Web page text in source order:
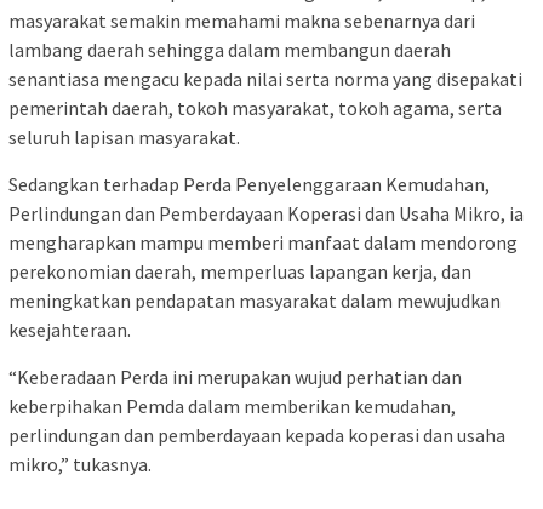
masyarakat semakin memahami makna sebenarnya dari
lambang daerah sehingga dalam membangun daerah
senantiasa mengacu kepada nilai serta norma yang disepakati
pemerintah daerah, tokoh masyarakat, tokoh agama, serta
seluruh lapisan masyarakat.
Sedangkan terhadap Perda Penyelenggaraan Kemudahan,
Perlindungan dan Pemberdayaan Koperasi dan Usaha Mikro, ia
mengharapkan mampu memberi manfaat dalam mendorong
perekonomian daerah, memperluas lapangan kerja, dan
meningkatkan pendapatan masyarakat dalam mewujudkan
kesejahteraan.
“Keberadaan Perda ini merupakan wujud perhatian dan
keberpihakan Pemda dalam memberikan kemudahan,
perlindungan dan pemberdayaan kepada koperasi dan usaha
mikro,” tukasnya.